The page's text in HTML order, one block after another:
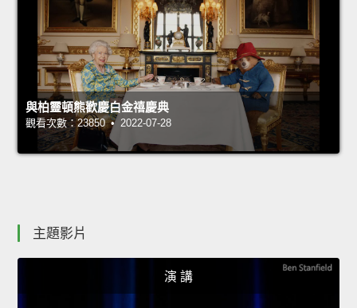
與柏靈頓熊歡慶白金禧慶典
觀看次數：23850 • 2022-07-28
主題影片
演 講